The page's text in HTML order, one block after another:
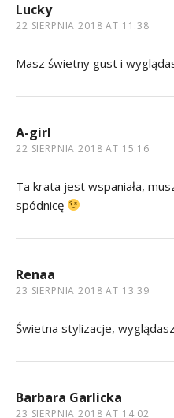
Lucky
22 SIERPNIA 2018 AT 11:38
Masz świetny gust i
A-girl
22 SIERPNIA 2018 AT 15:16
Ta krata jest wspaniała,
spódnicę
Renaa
23 SIERPNIA 2018 AT 13:39
Świetna stylizacje,
Barbara Garlicka
23 SIERPNIA 2018 AT 14:02